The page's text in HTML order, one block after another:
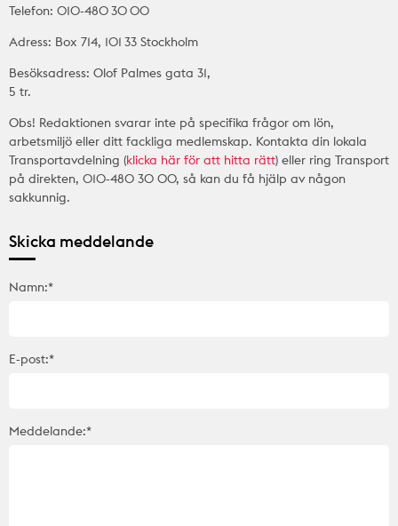
Telefon: 010-480 30 00
Adress: Box 714, 101 33 Stockholm
Besöksadress: Olof Palmes gata 31,
5 tr.
Obs! Redaktionen svarar inte på specifika frågor om lön,
arbetsmiljö eller ditt fackliga medlemskap. Kontakta din lokala
Transportavdelning (klicka här för att hitta rätt) eller ring Transport
på direkten, 010-480 30 00, så kan du få hjälp av någon
sakkunnig.
Skicka meddelande
Namn:*
E-post:*
Meddelande:*